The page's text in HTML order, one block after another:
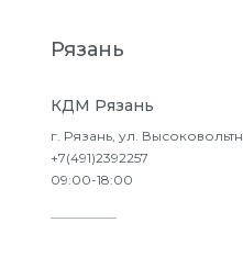
Рязань
КДМ Рязань
г. Рязань, ул.
+7(491)2392257
09:00-18:00